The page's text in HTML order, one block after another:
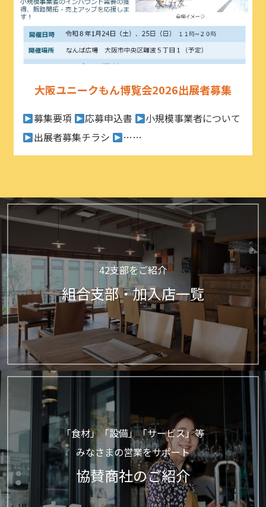
大阪ユニークもん博覧会2026出展者募集
募集要項 応募申込書
小規模事業者について
出展者募集チラシ
……
42支部をご紹介
組合支部・加入店一覧
「食材」「設備」「サービス」等
みなさまの営業をサポート
協賛商社のご紹介